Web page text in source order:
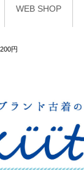
WEB SHOP
円